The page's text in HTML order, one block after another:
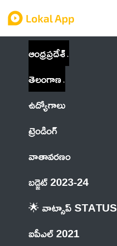
ఆంధ్రప్రదేశ్
తెలంగాణ
ఉద్యోగాలు
ట్రెండింగ్
వాతావరణం
బడ్జెట్ 2023-24
🌟 వాట్సాప్ STATUS
ఐపీఎల్ 2021